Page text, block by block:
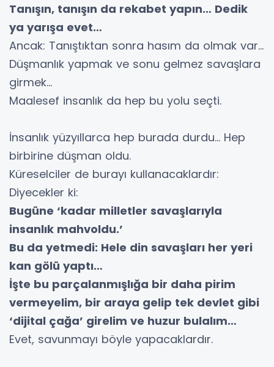
Tanışın, tanışın da rekabet yapın… Dedik
ya yarışa evet…
Ancak: Tanıştıktan sonra hasım da olmak var…
Düşmanlık yapmak ve sonu gelmez savaşlara
girmek…
Maalesef insanlık da hep bu yolu seçti.
İnsanlık yüzyıllarca hep burada durdu… Hep
birbirine düşman oldu.
Küreselciler de burayı kullanacaklardır:
Diyecekler ki:
Bugüne ‘kadar milletler savaşlarıyla
insanlık mahvoldu.’
Bu da yetmedi: Hele din savaşları her yeri
kan gölü yaptı…
İşte bu parçalanmışlığa bir daha pirim
vermeyelim, bir araya gelip tek devlet gibi
‘dijital çağa’ girelim ve huzur bulalım…
Evet, savunmayı böyle yapacaklardır.